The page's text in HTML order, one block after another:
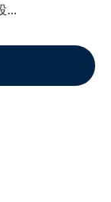
...